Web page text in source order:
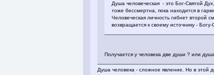
Душа человеческая - это Бог-Святой
тоже бессмертна, пока находится в
Человеческая личность гибнет второй
возвращается к своему источнику - Богу-
Получается у человека две души ? или
Душа человека - сложное явление. Но в этой